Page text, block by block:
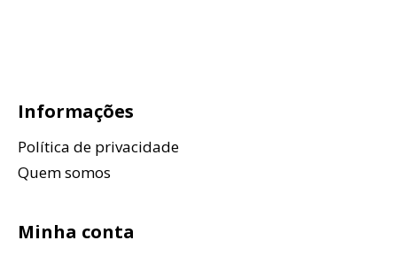
Informações
Política de privacidade
Quem somos
Minha conta